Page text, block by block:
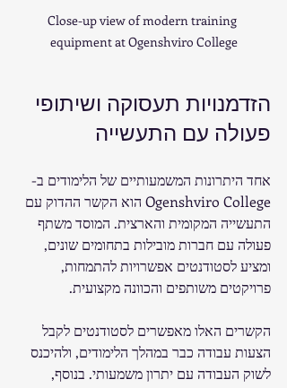
Close-up view of modern training
equipment at Ogenshviro College
הזדמנויות תעסוקה ושיתופי
פעולה עם התעשייה
אחד היתרונות המשמעותיים של הלימודים ב-
Ogenshviro College הוא הקשר ההדוק עם
התעשייה המקומית והארצית. המוסד משתף
פעולה עם חברות מובילות בתחומים שונים,
ומציע לסטודנטים אפשרויות להתמחות,
פרויקטים משותפים והכוונה מקצועית.
הקשרים האלו מאפשרים לסטודנטים לקבל
הצעות עבודה כבר במהלך הלימודים, ולהיכנס
לשוק העבודה עם יתרון משמעותי. בנוסף,